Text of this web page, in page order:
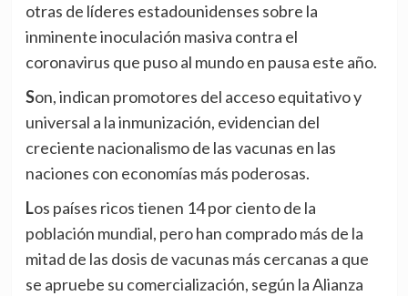
otras de líderes estadounidenses sobre la
inminente inoculación masiva contra el
coronavirus que puso al mundo en pausa este año.
Son, indican promotores del acceso equitativo y
universal a la inmunización, evidencian del
creciente nacionalismo de las vacunas en las
naciones con economías más poderosas.
Los países ricos tienen 14 por ciento de la
población mundial, pero han comprado más de la
mitad de las dosis de vacunas más cercanas a que
se apruebe su comercialización, según la Alianza